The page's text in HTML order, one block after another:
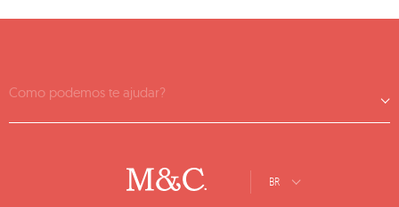
Como podemos te ajudar?
BR